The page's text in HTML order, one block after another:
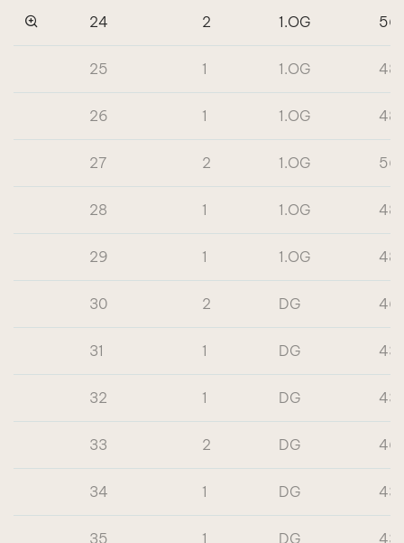
24 2 1.OG
25 1 1.OG
26 1 1.OG
27 2 1.OG
28 1 1.OG
29 1 1.OG
30 2 DG
31 1 DG
32 1 DG
33 2 DG
34 1 DG
35 1 DG